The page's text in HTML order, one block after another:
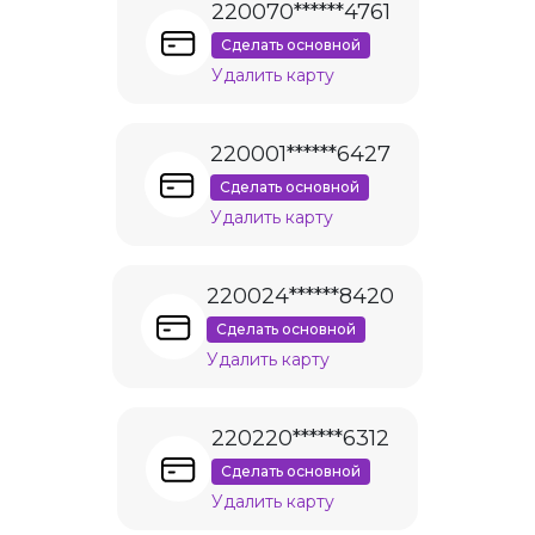
220070******4761
Сделать основной
Удалить карту
220001******6427
Сделать основной
Удалить карту
220024******8420
Сделать основной
Удалить карту
220220******6312
Сделать основной
Удалить карту